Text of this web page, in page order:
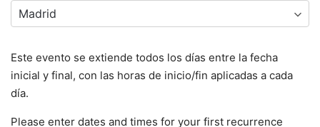
Este evento se extiende todos los días entre la fecha
inicial y final, con las horas de inicio/fin aplicadas a cada
día.
Please enter dates and times for your first recurrence